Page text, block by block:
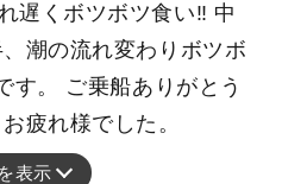
遅くボツボツ食い‼ 中
潮の流れ変わりボツボ
す。 ご乗船ありがとう
疲れ様でした。
表示